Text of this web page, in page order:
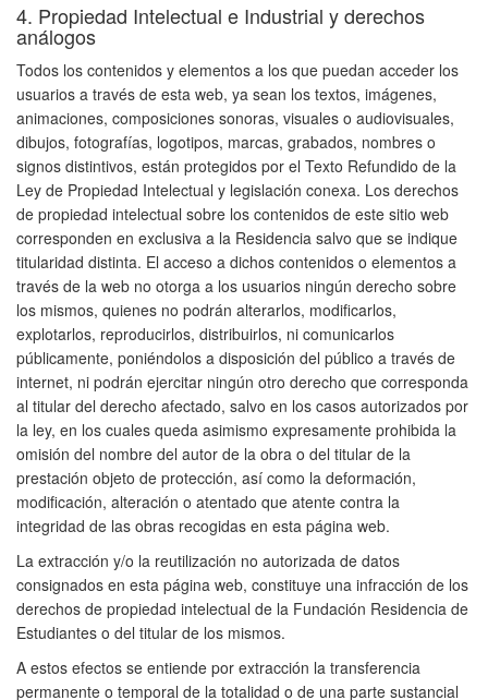
4. Propiedad Intelectual e Industrial y derechos
análogos
Todos los contenidos y elementos a los que puedan acceder los
usuarios a través de esta web, ya sean los textos, imágenes,
animaciones, composiciones sonoras, visuales o audiovisuales,
dibujos, fotografías, logotipos, marcas, grabados, nombres o
signos distintivos, están protegidos por el Texto Refundido de la
Ley de Propiedad Intelectual y legislación conexa. Los derechos
de propiedad intelectual sobre los contenidos de este sitio web
corresponden en exclusiva a la Residencia salvo que se indique
titularidad distinta. El acceso a dichos contenidos o elementos a
través de la web no otorga a los usuarios ningún derecho sobre
los mismos, quienes no podrán alterarlos, modificarlos,
explotarlos, reproducirlos, distribuirlos, ni comunicarlos
públicamente, poniéndolos a disposición del público a través de
internet, ni podrán ejercitar ningún otro derecho que corresponda
al titular del derecho afectado, salvo en los casos autorizados por
la ley, en los cuales queda asimismo expresamente prohibida la
omisión del nombre del autor de la obra o del titular de la
prestación objeto de protección, así como la deformación,
modificación, alteración o atentado que atente contra la
integridad de las obras recogidas en esta página web.
La extracción y/o la reutilización no autorizada de datos
consignados en esta página web, constituye una infracción de los
derechos de propiedad intelectual de la Fundación Residencia de
Estudiantes o del titular de los mismos.
A estos efectos se entiende por extracción la transferencia
permanente o temporal de la totalidad o de una parte sustancial